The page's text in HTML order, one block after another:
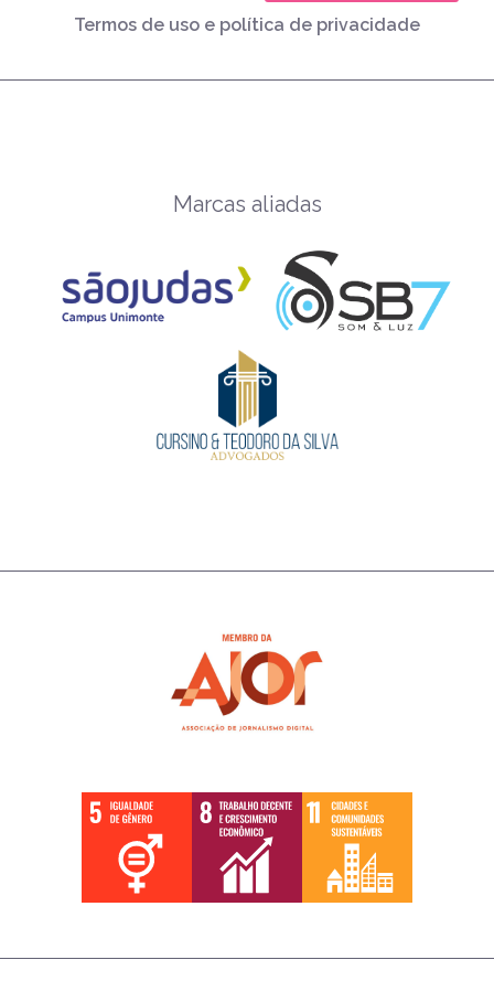
Termos de uso e política de privacidade
Marcas aliadas